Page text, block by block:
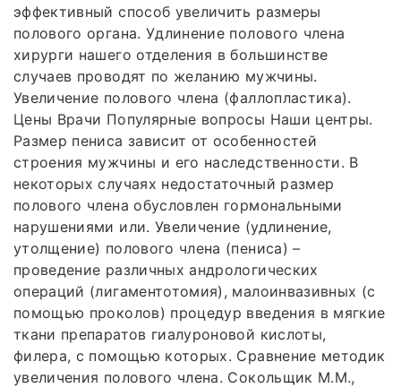
эффективный способ увеличить размеры
полового органа. Удлинение полового члена
хирурги нашего отделения в большинстве
случаев проводят по желанию мужчины.
Увеличение полового члена (фаллопластика).
Цены Врачи Популярные вопросы Наши центры.
Размер пениса зависит от особенностей
строения мужчины и его наследственности. В
некоторых случаях недостаточный размер
полового члена обусловлен гормональными
нарушениями или. Увеличение (удлинение,
утолщение) полового члена (пениса) –
проведение различных андрологических
операций (лигаментотомия), малоинвазивных (с
помощью проколов) процедур введения в мягкие
ткани препаратов гиалуроновой кислоты,
филера, с помощью которых. Сравнение методик
увеличения полового члена. Сокольщик М.М.,